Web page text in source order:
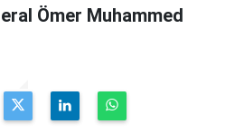
Ömer Muhammed